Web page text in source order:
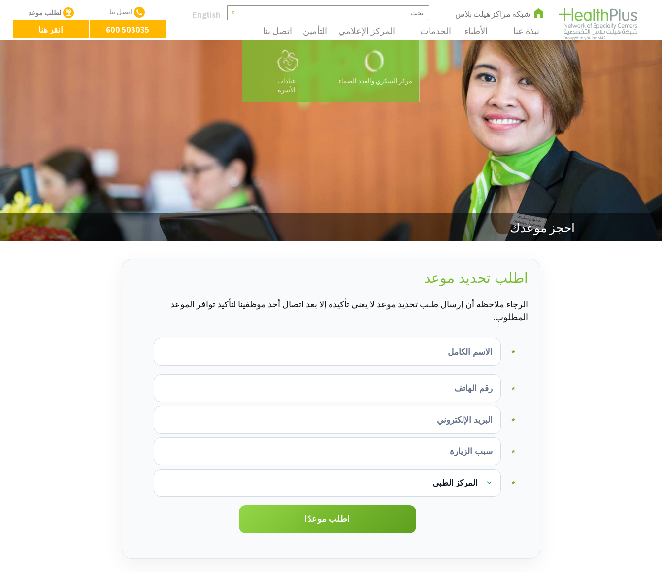
شبكة مراكز هيلث بلاس
English
نبذة عنا
الأطباء الخدمات المركز الإعلامي التأمين اتصل بنا
لطلب موعد
انقر هنا
اتصل بنا
600 503035
مركز السكري والغدد الصماء
عيادات
الأسرة
احجز موعدك
اطلب تحديد موعد
الرجاء ملاحظة أن إرسال طلب تحديد موعد لا يعني تأكيده إلا بعد اتصال أحد موظفينا لتأكيد توافر الموعد
المطلوب.
*
*
*
*
*